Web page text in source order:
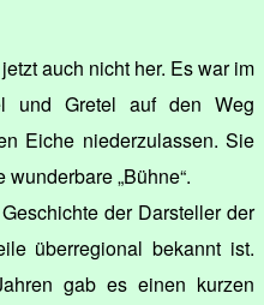
auch nicht her. Es war im
und Gretel auf den Weg
Eiche niederzulassen. Sie
„Bühne“.
der Darsteller der
überregional bekannt ist.
gab es einen kurzen